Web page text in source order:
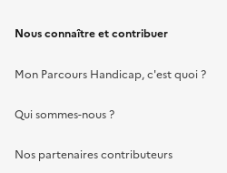
Nous connaître et contribuer
Mon Parcours Handicap, c'est quoi ?
Qui sommes-nous ?
Nos partenaires contributeurs